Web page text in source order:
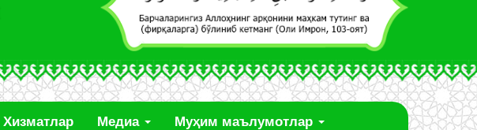
Хизматлар Медиа Муҳим маълумотлар